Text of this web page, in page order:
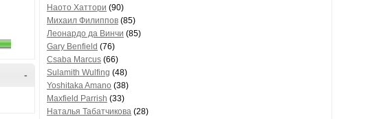
-
Наото Хаттори (90)
Михаил Филиппов (85)
Леонардо да Винчи (85)
Gary Benfield (76)
Csaba Marcus (66)
Sulamith Wulfing (48)
Yoshitaka Amano (38)
Maxfield Parrish (33)
Наталья Табатчикова (28)